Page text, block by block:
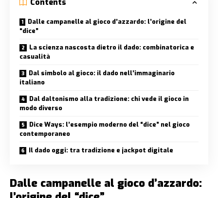
Dalle campanelle al gioco d’azzardo: l’origine del
“dice”
La scienza nascosta dietro il dado: combinatorica e
casualità
Dal simbolo al gioco: il dado nell’immaginario
italiano
Dal daltonismo alla tradizione: chi vede il gioco in
modo diverso
Dice Ways: l’esempio moderno del “dice” nel gioco
contemporaneo
Il dado oggi: tra tradizione e jackpot digitale
Dalle campanelle al gioco d’azzardo: